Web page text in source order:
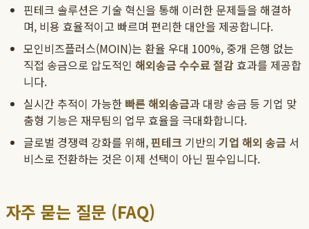
핀테크 솔루션은 기술 혁신을 통해 이러한 문제들을 해결하
며, 비용 효율적이고 빠르며 편리한 대안을 제공합니다.
모인비즈플러스(MOIN)는 환율 우대 100%, 중개 은행 없는
직접 송금으로 압도적인 해외송금 수수료 절감 효과를 제공합
니다.
실시간 추적이 가능한 빠른 해외송금과 대량 송금 등 기업 맞
춤형 기능은 재무팀의 업무 효율을 극대화합니다.
글로벌 경쟁력 강화를 위해,핀테크 기반의 기업 해외 송금 서
비스로 전환하는 것은 이제 선택이 아닌 필수입니다.
자주 묻는 질문 (FAQ)